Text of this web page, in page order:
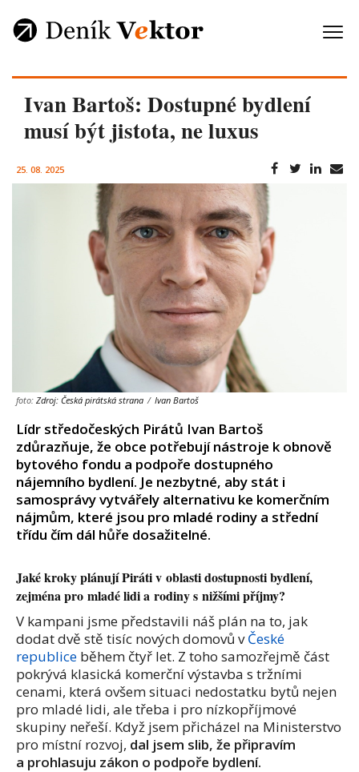
Ivan Bartoš: Dostupné bydlení
musí být jistota, ne luxus
25. 08. 2025
foto: Zdroj: Česká pirátská strana / Ivan Bartoš
Lídr středočeských Pirátů Ivan Bartoš
zdůrazňuje, že obce potřebují nástroje k obnově
bytového fondu a podpoře dostupného
nájemního bydlení. Je nezbytné, aby stát i
samosprávy vytvářely alternativu ke komerčním
nájmům, které jsou pro mladé rodiny a střední
třídu čím dál hůře dosažitelné.
Jaké kroky plánují Piráti v oblasti dostupnosti bydlení,
zejména pro mladé lidi a rodiny s nižšími příjmy?
V kampani jsme představili náš plán na to, jak
dodat dvě stě tisíc nových domovů vČeské
republice během čtyř let. Z toho samozřejmě část
pokrývá klasická komerční výstavba s tržními
cenami, která ovšem situaci nedostatku bytů nejen
pro mladé lidi, ale třeba i pro nízkopříjmové
skupiny neřeší. Když jsem přicházel na Ministerstvo
pro místní rozvoj, dal jsem slib, že připravím
a prohlasuju zákon o podpoře bydlení.